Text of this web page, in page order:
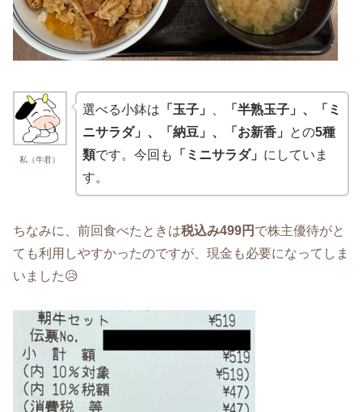
私（牛君）
選べる小鉢は 「玉子」
「半熟玉子」、「ミ
ニサラダ」、「納豆」、「お新香」
との5種
類です。今回も 「ミニサラダ」 にしていま
す。
ちなみに、前回食べたときは税込み499円 で株主優待がと
ても利用しやすかったのですが、現金も必要になってしま
いました😥